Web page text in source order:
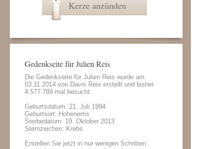
Kerze anzünden
Gedenkseite für Julien Reis
Die Gedenkseite für Julien Reis wurde am
03.11.2014 von Davis Reis erstellt und bisher
4.577.789 mal besucht.
Geburtsdatum: 21. Juli 1994
Geburtsort: Hohenems
Sterbedatum: 19. Oktober 2013
Sternzeichen: Krebs
Erstellen Sie jetzt in nur wenigen Schritten